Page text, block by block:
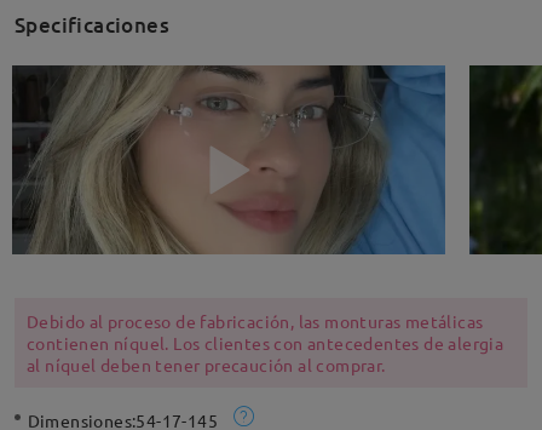
Specificaciones
Debido al proceso de fabricación, las monturas metálicas
contienen níquel. Los clientes con antecedentes de alergia
al níquel deben tener precaución al comprar.
Dimensiones:54-17-145